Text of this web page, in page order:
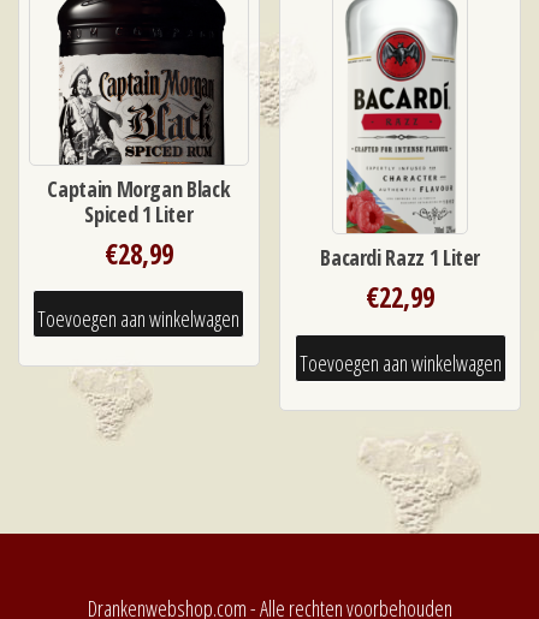
Captain Morgan Black
Spiced 1 Liter
€28,99
Toevoegen aan winkelwagen
Bacardi Razz 1 Liter
€22,99
Toevoegen aan winkelwagen
Drankenwebshop.com - Alle rechten voorbehouden